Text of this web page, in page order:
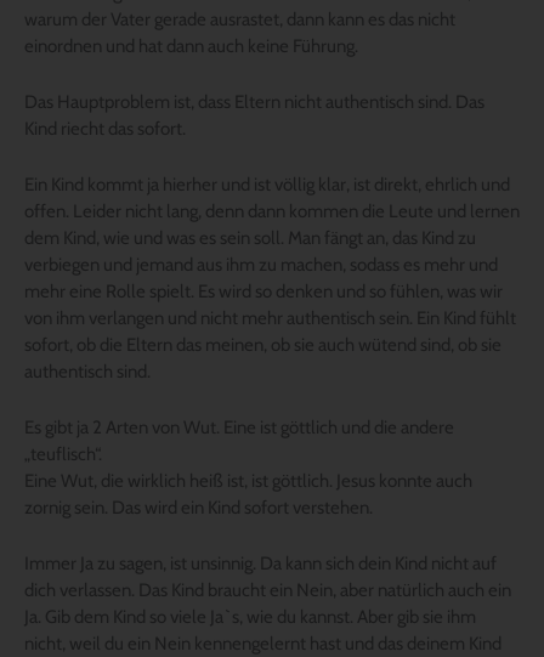
warum der Vater gerade ausrastet, dann kann es das nicht
einordnen und hat dann auch keine Führung.
Das Hauptproblem ist, dass Eltern nicht authentisch sind. Das
Kind riecht das sofort.
Ein Kind kommt ja hierher und ist völlig klar, ist direkt, ehrlich und
offen. Leider nicht lang, denn dann kommen die Leute und lernen
dem Kind, wie und was es sein soll. Man fängt an, das Kind zu
verbiegen und jemand aus ihm zu machen, sodass es mehr und
mehr eine Rolle spielt. Es wird so denken und so fühlen, was wir
von ihm verlangen und nicht mehr authentisch sein. Ein Kind fühlt
sofort, ob die Eltern das meinen, ob sie auch wütend sind, ob sie
authentisch sind.
Es gibt ja 2 Arten von Wut. Eine ist göttlich und die andere
„teuflisch“.
Eine Wut, die wirklich heiß ist, ist göttlich. Jesus konnte auch
zornig sein. Das wird ein Kind sofort verstehen.
Immer Ja zu sagen, ist unsinnig. Da kann sich dein Kind nicht auf
dich verlassen. Das Kind braucht ein Nein, aber natürlich auch ein
Ja. Gib dem Kind so viele Ja`s, wie du kannst. Aber gib sie ihm
nicht, weil du ein Nein kennengelernt hast und das deinem Kind